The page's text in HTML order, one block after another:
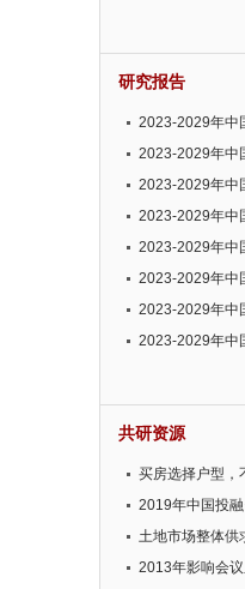
研究报告
2023-2029年中
与投资可行性报
2023-2029年中
投资潜力分析报
2023-2029年中
分析报告
2023-2029年中
性报告
2023-2029年中
趋势报告
2023-2029年中
与发展前景预测
2023-2029年中
预测报告
2023-2029年中
共研资源
买房选择户型，
2019年中国投融
土地市场整体供
2013年影响会